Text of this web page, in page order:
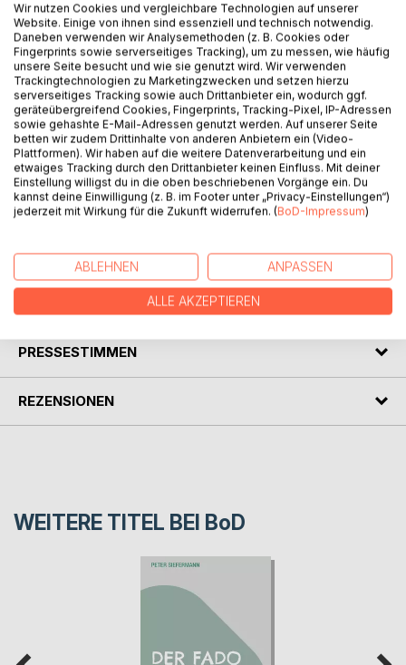
BESCHREIBUNG
Teddor, ein junger Mann, im Leben verunsichert, im Beruf
desillusioniert, schlägt, nachdem er sich in die Enge
getrieben und zu Unrecht angeklagt fühlt, einen Weg in die
vermeintliche Freiheit ein. Aber wie so oft in seinem
bisherigen Leben leistet er sich bei der Auswahl des
Segelbootes, das ihn der erträumten Zukunft näherbringen
soll, einen fatalen Fehlgriff. Das Boot stellt sich als
Kurierboot für Drogen heraus, und so gerät er in den Fokus
von Leuten, deren Arm weiter reicht als ihm lieb ist. Doch
als er selber von sich weiß.
PRESSESTIMMEN
REZENSIONEN
WEITERE TITEL BEI BoD
Wir nutzen Cookies und vergleichbare Technologien auf unserer
Website. Einige von ihnen sind essenziell und technisch notwendig.
Daneben verwenden wir Analysemethoden (z. B. Cookies oder
Fingerprints sowie serverseitiges Tracking), um zu messen, wie häufig
unsere Seite besucht und wie sie genutzt wird. Wir verwenden
Trackingtechnologien zu Marketingzwecken und setzen hierzu
serverseitiges Tracking sowie auch Drittanbieter ein, wodurch ggf.
geräteübergreifend Cookies, Fingerprints, Tracking-Pixel, IP-Adressen
sowie gehashte E-Mail-Adressen genutzt werden. Auf unserer Seite
betten wir zudem Drittinhalte von anderen Anbietern ein (Video-
Plattformen). Wir haben auf die weitere Datenverarbeitung und ein
etwaiges Tracking durch den Drittanbieter keinen Einfluss. Mit deiner
Einstellung willigst du in die oben beschriebenen Vorgänge ein. Du
kannst deine Einwilligung (z. B. im Footer unter „Privacy-Einstellungen“)
jederzeit mit Wirkung für die Zukunft widerrufen. (BoD-Impressum)
ABLEHNEN ANPASSEN
ALLE AKZEPTIEREN